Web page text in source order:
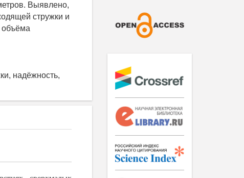
Выявлено,
стружки и
объёма
надёжность,